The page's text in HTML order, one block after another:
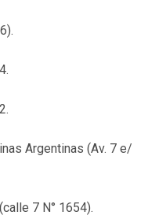
Argentinas (Av. 7 e/
7 N° 1654).